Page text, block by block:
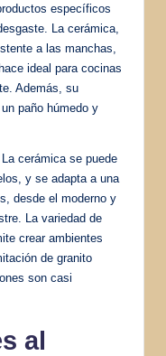
específicos
La cerámica,
a las manchas,
ideal para cocinas
Además, su
paño húmedo y
cerámica se puede
y se adapta a una
desde el moderno y
La variedad de
crear ambientes
de granito
son casi
al